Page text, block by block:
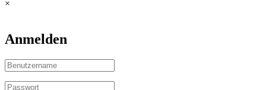
×
Anmelden